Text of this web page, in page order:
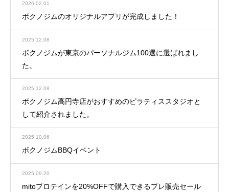
2026.02.01
ボクノジムのオリジナルアプリが完成しました！
2025.12.08
ボクノジムが東京のパーソナルジム100選に選ばれまし
た。
2025.12.08
ボクノジム高円寺店がおすすめのピラティススタジオと
して紹介されました。
2025.10.06
ボクノジムBBQイベント
2025.09.20
mitoプロテインを20%OFFで購入できるプレ販売セール